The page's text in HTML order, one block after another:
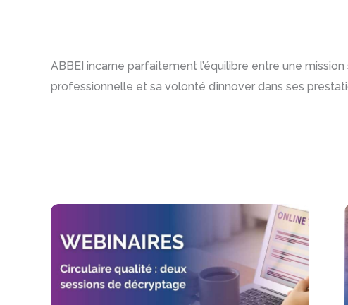
ABBEI incarne parfaitement l’équilibre entre une
professionnelle et sa volonté d’innover dans ses